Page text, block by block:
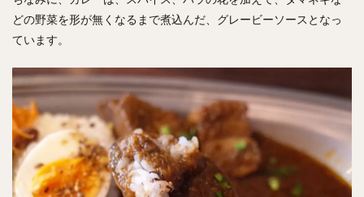
どの野菜を形が無くなるまで煮込んだ、グレービーソースとなっ
ています。